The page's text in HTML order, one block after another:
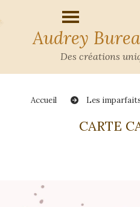
Audrey
Des créations
Accueil Les
CARTE